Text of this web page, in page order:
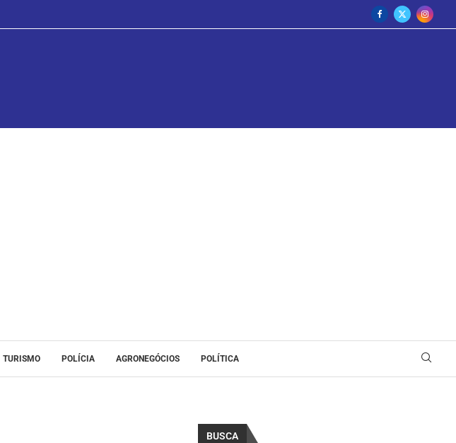
TURISMO POLÍCIA AGRONEGÓCIOS POLÍTICA
BUSCA